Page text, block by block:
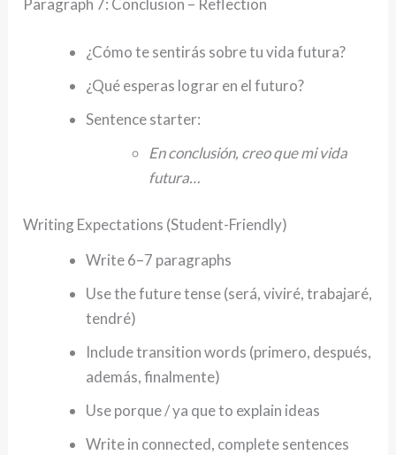
Paragraph 7: Conclusion – Reflection
¿Cómo te sentirás sobre tu vida futura?
¿Qué esperas lograr en el futuro?
Sentence starter:
En conclusión, creo que mi vida
futura…
Writing Expectations (Student-Friendly)
Write 6–7 paragraphs
Use the future tense (será, viviré, trabajaré,
tendré)
Include transition words (primero, después,
además, finalmente)
Use porque / ya que to explain ideas
Write in connected, complete sentences